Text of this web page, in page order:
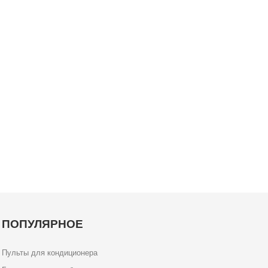
ПОПУЛЯРНОЕ
Пульты для кондиционера